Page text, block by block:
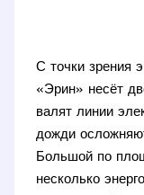
С точки зрения
«Эрин» несёт
валят линии
дожди
Большой по
несколько